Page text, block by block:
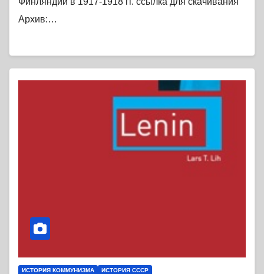
Архив:…
ИСТОРИЯ КОММУНИЗМА ИСТОРИЯ СССР